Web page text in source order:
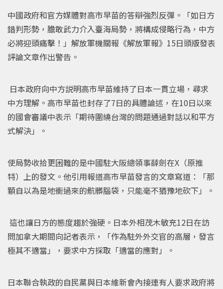
中國政府和官方媒體對高市早苗的答辯強烈反彈。「如日方
錯判形勢，膽敢武力介入臺海局勢，將構成侵略行為，中方
必將迎頭痛擊！」解放軍機關報《解放軍報》15日頭版發表
評論文章作出警告。
日本政府向中方説明高市早苗維持了日本一貫立場，尋求
中方理解。高市早苗也封存了7日的具體論述，在10日以來
的國會審議中表示「期待圍繞台灣的問題通過對話以和平方
式解決」。
使局勢收拾更困難的是中國駐大阪總領事薛劍在X（原推
特）上的發文。他引用報道高市早苗發言的文章寫道：「那
顆自以為是地衝過來的骯髒腦袋，只能毫不猶豫地砍下」。
這也讓日方的態度趨於強硬。日本外相茂木敏充12日在訪
問加拿大期間向記者表示，「作為駐外外交官的高層，發言
極其不適當」，要求中方採取「適當的應對」。
日本聯合執政的自民黨與日本維新會內接連有人要求政府將